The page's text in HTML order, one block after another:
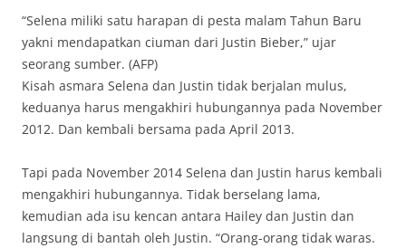
“Selena miliki satu harapan di pesta malam Tahun Baru
yakni mendapatkan ciuman dari Justin Bieber,” ujar
seorang sumber. (AFP)
Kisah asmara Selena dan Justin tidak berjalan mulus,
keduanya harus mengakhiri hubungannya pada November
2012. Dan kembali bersama pada April 2013.
Tapi pada November 2014 Selena dan Justin harus kembali
mengakhiri hubungannya. Tidak berselang lama,
kemudian ada isu kencan antara Hailey dan Justin dan
langsung di bantah oleh Justin. “Orang-orang tidak waras.